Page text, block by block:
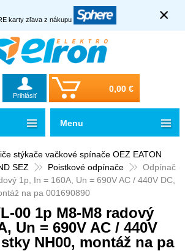
karty zľava z nákupu ×
Prihlásiť
0,00 €
stýkače vačkové spínače OEZ EATON
SEZ
Poistkové odpínače
Odpínač
1p, In = 160A, Un = 690V AC / 440V DC,
na pa 001690890
00 1p M8-M8 radový
Un = 690V AC / 440V
NH00, montáž na pa
Menu